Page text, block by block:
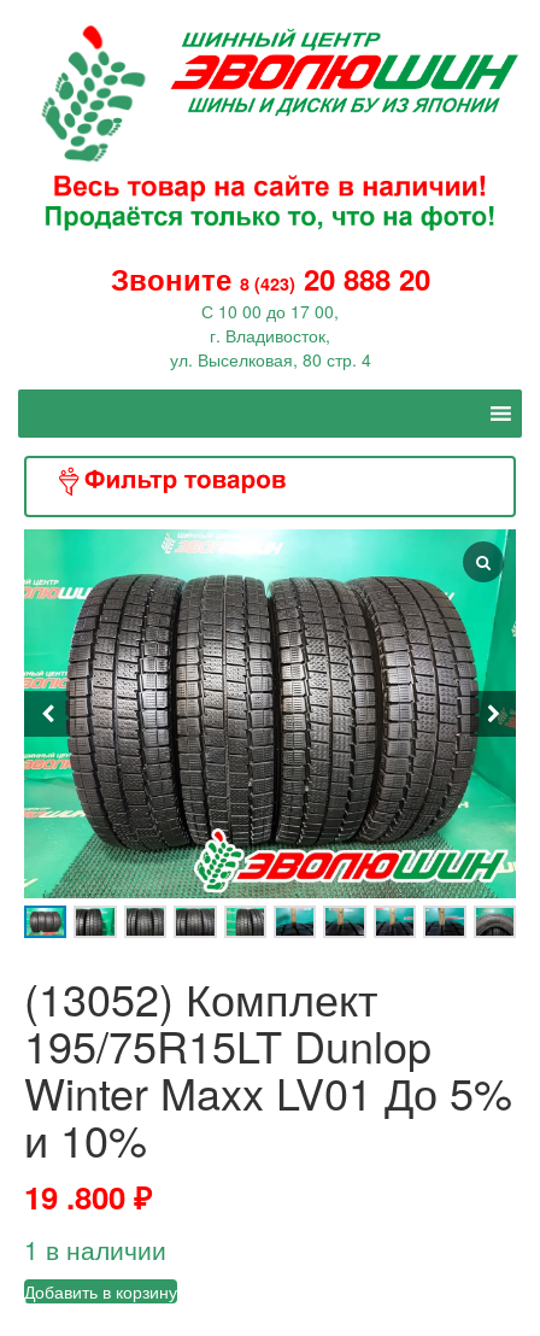
Звоните 8 (423) 20 888 20
С 10 00 до 17 00,
г. Владивосток,
ул. Выселковая, 80 стр. 4
(13052) Комплект
195/75R15LT Dunlop
Winter Maxx LV01 До 5%
и 10%
19 .800₽
1 в наличии
Добавить в корзину